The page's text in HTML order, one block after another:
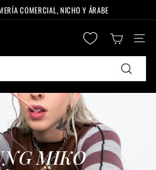
diapositivas
COMERCIAL, NICHO Y ÁRABE
Buscar
MIKO